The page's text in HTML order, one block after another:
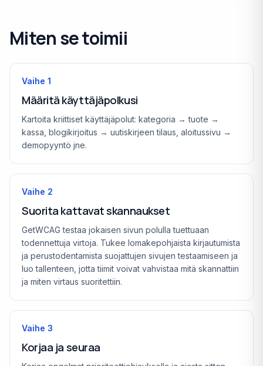
Miten se toimii
Vaihe 1
Määritä käyttäjäpolkusi
Kartoita kriittiset käyttäjäpolut: kategoria → tuote →
kassa, blogikirjoitus → uutiskirjeen tilaus, aloitussivu →
demopyyntö jne.
Vaihe 2
Suorita kattavat skannaukset
GetWCAG testaa jokaisen sivun polulla tuettuaan
todennettuja virtoja. Tukee lomakepohjaista kirjautumista
ja perustodentamista suojattujen sivujen testaamiseen ja
luo tallenteen, jotta tiimit voivat vahvistaa mitä skannattiin
ja miten virtaus suoritettiin.
Vaihe 3
Korjaa ja seuraa